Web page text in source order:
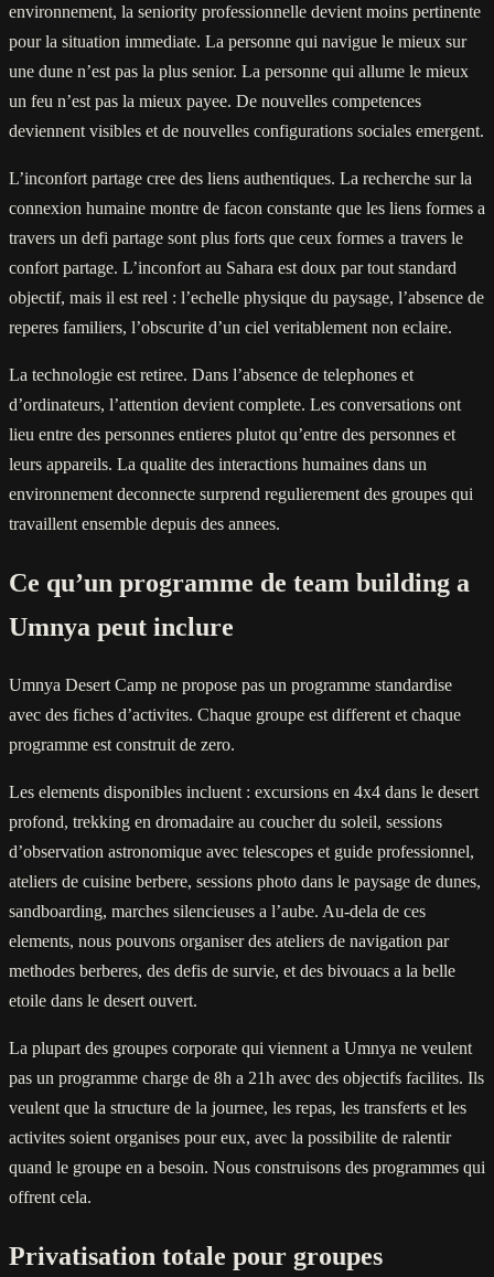
environnement, la seniority professionnelle devient moins pertinente
pour la situation immediate. La personne qui navigue le mieux sur
une dune n’est pas la plus senior. La personne qui allume le mieux
un feu n’est pas la mieux payee. De nouvelles competences
deviennent visibles et de nouvelles configurations sociales emergent.
L’inconfort partage cree des liens authentiques. La recherche sur la
connexion humaine montre de facon constante que les liens formes a
travers un defi partage sont plus forts que ceux formes a travers le
confort partage. L’inconfort au Sahara est doux par tout standard
objectif, mais il est reel : l’echelle physique du paysage, l’absence de
reperes familiers, l’obscurite d’un ciel veritablement non eclaire.
La technologie est retiree. Dans l’absence de telephones et
d’ordinateurs, l’attention devient complete. Les conversations ont
lieu entre des personnes entieres plutot qu’entre des personnes et
leurs appareils. La qualite des interactions humaines dans un
environnement deconnecte surprend regulierement des groupes qui
travaillent ensemble depuis des annees.
Ce qu’un programme de team building a
Umnya peut inclure
Umnya Desert Camp ne propose pas un programme standardise
avec des fiches d’activites. Chaque groupe est different et chaque
programme est construit de zero.
Les elements disponibles incluent : excursions en 4x4 dans le desert
profond, trekking en dromadaire au coucher du soleil, sessions
d’observation astronomique avec telescopes et guide professionnel,
ateliers de cuisine berbere, sessions photo dans le paysage de dunes,
sandboarding, marches silencieuses a l’aube. Au-dela de ces
elements, nous pouvons organiser des ateliers de navigation par
methodes berberes, des defis de survie, et des bivouacs a la belle
etoile dans le desert ouvert.
La plupart des groupes corporate qui viennent a Umnya ne veulent
pas un programme charge de 8h a 21h avec des objectifs facilites. Ils
veulent que la structure de la journee, les repas, les transferts et les
activites soient organises pour eux, avec la possibilite de ralentir
quand le groupe en a besoin. Nous construisons des programmes qui
offrent cela.
Privatisation totale pour groupes